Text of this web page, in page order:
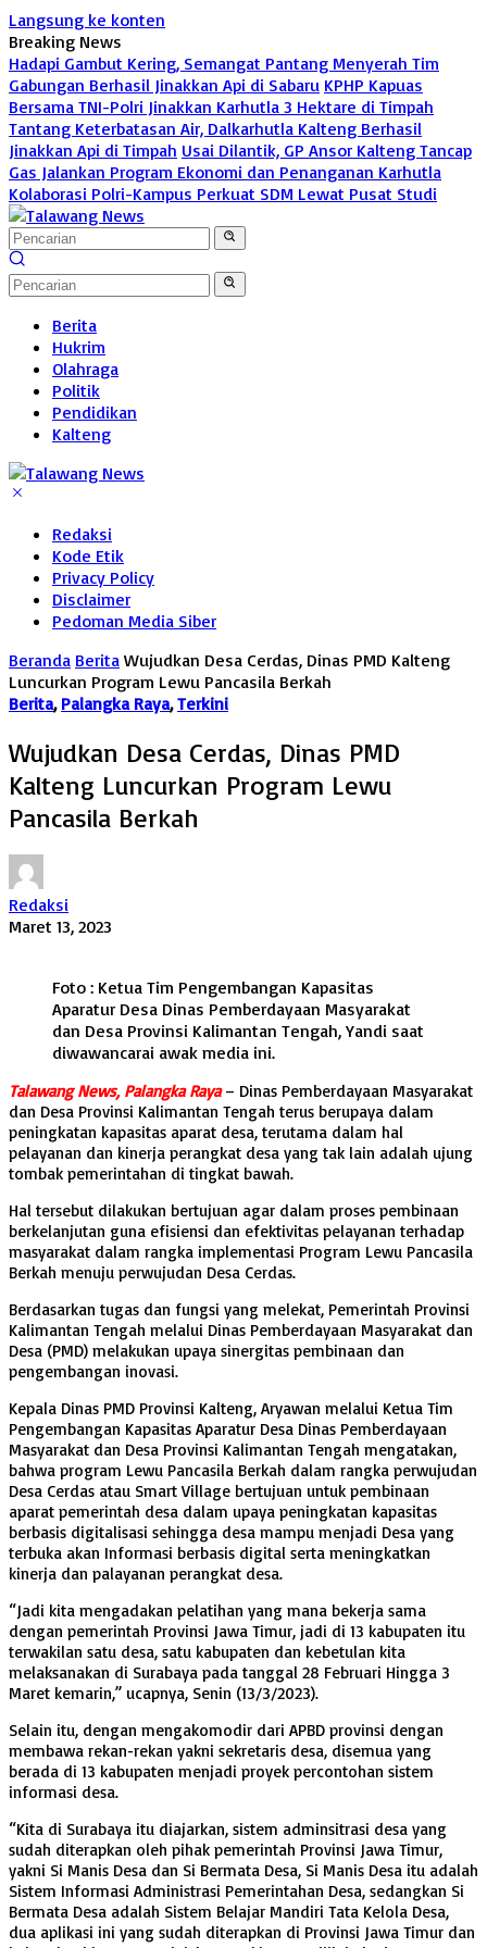
Langsung ke konten
Breaking News
Hadapi Gambut Kering, Semangat Pantang Menyerah Tim
Gabungan Berhasil Jinakkan Api di Sabaru KPHP Kapuas
Bersama TNI-Polri Jinakkan Karhutla 3 Hektare di Timpah
Tantang Keterbatasan Air, Dalkarhutla Kalteng Berhasil
Jinakkan Api di Timpah Usai Dilantik, GP Ansor Kalteng Tancap
Gas Jalankan Program Ekonomi dan Penanganan Karhutla
Kolaborasi Polri-Kampus Perkuat SDM Lewat Pusat Studi
Berita
Hukrim
Olahraga
Politik
Pendidikan
Kalteng
Redaksi
Kode Etik
Privacy Policy
Disclaimer
Pedoman Media Siber
Beranda Berita Wujudkan Desa Cerdas, Dinas PMD Kalteng
Luncurkan Program Lewu Pancasila Berkah
Berita, Palangka Raya,Terkini
Wujudkan Desa Cerdas, Dinas PMD
Kalteng Luncurkan Program Lewu
Pancasila Berkah
Redaksi
Maret 13, 2023
Foto : Ketua Tim Pengembangan Kapasitas
Aparatur Desa Dinas Pemberdayaan Masyarakat
dan Desa Provinsi Kalimantan Tengah, Yandi saat
diwawancarai awak media ini.
Talawang News, Palangka Raya– Dinas Pemberdayaan Masyarakat
dan Desa Provinsi Kalimantan Tengah terus berupaya dalam
peningkatan kapasitas aparat desa, terutama dalam hal
pelayanan dan kinerja perangkat desa yang tak lain adalah ujung
tombak pemerintahan di tingkat bawah.
Hal tersebut dilakukan bertujuan agar dalam proses pembinaan
berkelanjutan guna efisiensi dan efektivitas pelayanan terhadap
masyarakat dalam rangka implementasi Program Lewu Pancasila
Berkah menuju perwujudan Desa Cerdas.
Berdasarkan tugas dan fungsi yang melekat, Pemerintah Provinsi
Kalimantan Tengah melalui Dinas Pemberdayaan Masyarakat dan
Desa (PMD) melakukan upaya sinergitas pembinaan dan
pengembangan inovasi.
Kepala Dinas PMD Provinsi Kalteng, Aryawan melalui Ketua Tim
Pengembangan Kapasitas Aparatur Desa Dinas Pemberdayaan
Masyarakat dan Desa Provinsi Kalimantan Tengah mengatakan,
bahwa program Lewu Pancasila Berkah dalam rangka perwujudan
Desa Cerdas atau Smart Village bertujuan untuk pembinaan
aparat pemerintah desa dalam upaya peningkatan kapasitas
berbasis digitalisasi sehingga desa mampu menjadi Desa yang
terbuka akan Informasi berbasis digital serta meningkatkan
kinerja dan palayanan perangkat desa.
“Jadi kita mengadakan pelatihan yang mana bekerja sama
dengan pemerintah Provinsi Jawa Timur, jadi di 13 kabupaten itu
terwakilan satu desa, satu kabupaten dan kebetulan kita
melaksanakan di Surabaya pada tanggal 28 Februari Hingga 3
Maret kemarin,” ucapnya, Senin (13/3/2023).
Selain itu, dengan mengakomodir dari APBD provinsi dengan
membawa rekan-rekan yakni sekretaris desa, disemua yang
berada di 13 kabupaten menjadi proyek percontohan sistem
informasi desa.
“Kita di Surabaya itu diajarkan, sistem adminsitrasi desa yang
sudah diterapkan oleh pihak pemerintah Provinsi Jawa Timur,
yakni Si Manis Desa dan Si Bermata Desa, Si Manis Desa itu adalah
Sistem Informasi Administrasi Pemerintahan Desa, sedangkan Si
Bermata Desa adalah Sistem Belajar Mandiri Tata Kelola Desa,
dua aplikasi ini yang sudah diterapkan di Provinsi Jawa Timur dan